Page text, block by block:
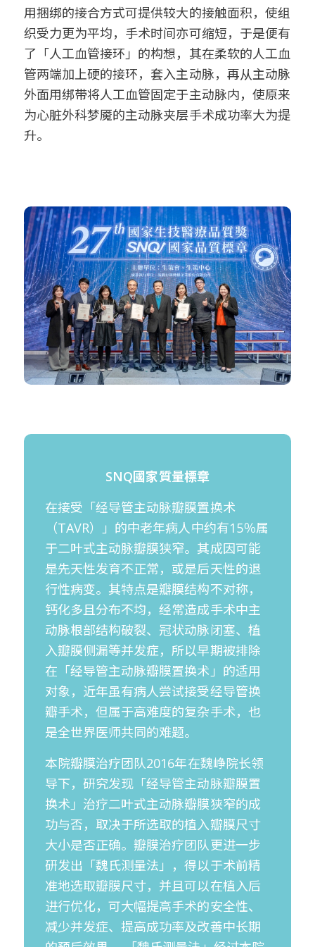
用捆绑的接合方式可提供较大的接触面积，使组
织受力更为平均，手术时间亦可缩短，于是便有
了「人工血管接环」的构想，其在柔软的人工血
管两端加上硬的接环，套入主动脉，再从主动脉
外面用绑带将人工血管固定于主动脉内，使原来
为心脏外科梦魇的主动脉夹层手术成功率大为提
升。
SNQ國家質量標章
在接受「经导管主动脉瓣膜置换术
（TAVR）」的中老年病人中约有15％属
于二叶式主动脉瓣膜狭窄。其成因可能
是先天性发育不正常，或是后天性的退
行性病变。其特点是瓣膜结构不对称，
钙化多且分布不均，经常造成手术中主
动脉根部结构破裂、冠状动脉闭塞、植
入瓣膜侧漏等并发症，所以早期被排除
在「经导管主动脉瓣膜置换术」的适用
对象，近年虽有病人尝试接受经导管换
瓣手术，但属于高难度的复杂手术，也
是全世界医师共同的难题。
本院瓣膜治疗团队2016年在魏峥院长领
导下，研究发现「经导管主动脉瓣膜置
换术」治疗二叶式主动脉瓣膜狭窄的成
功与否，取决于所选取的植入瓣膜尺寸
大小是否正确。瓣膜治疗团队更进一步
研发出「魏氏测量法」，得以于术前精
准地选取瓣膜尺寸，并且可以在植入后
进行优化，可大幅提高手术的安全性、
减少并发症、提高成功率及改善中长期